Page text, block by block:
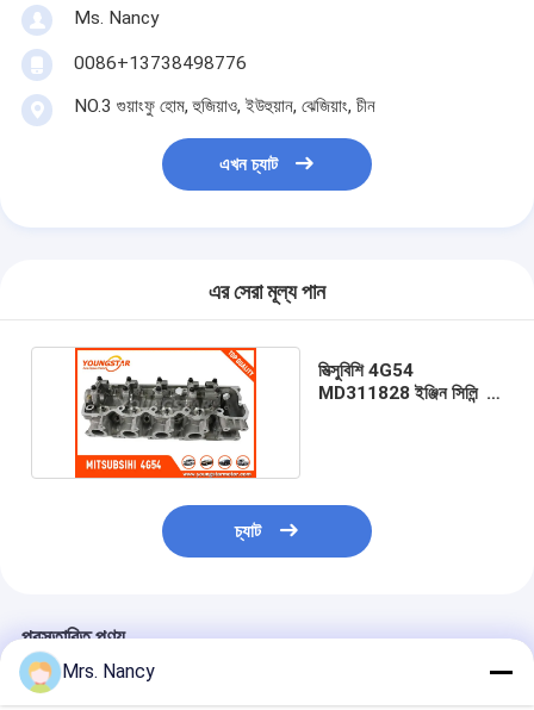
সম্পূর্ণ সিলিন্ডার হেড
গাড়ির ইঞ্জিন ভালভ
সিলিন্ডার হেড মেরামত
ক্র্যাংকশফ্ট পালি
সিলিন্ডার হেড Gasket
অটোমোবাইল ইঞ্জিন যন্ত্রাংশ
Ms. Nancy
0086+13738498776
NO.3 গুয়াংফু হোম, হুজিয়াও, ইউহুয়ান, ঝেজিয়াং, চীন
এখন চ্যাট
এর সেরা মূল্য পান
মিত্সুবিশি 4G54
MD311828 ইঞ্জিন সিলিন্ডার
চ্যাট
প্রস্তাবিত পণ্য
Mrs. Nancy